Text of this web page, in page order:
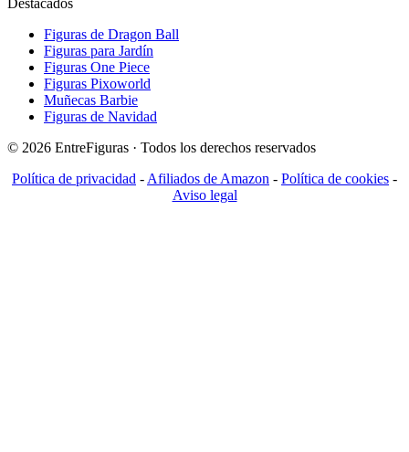
Figuras de Dragon Ball
Figuras para Jardín
Figuras One Piece
Figuras Pixoworld
Muñecas Barbie
Figuras de Navidad
© 2026 EntreFiguras · Todos los derechos reservados
Política de privacidad - Afiliados de Amazon - Política de cookies -
Aviso legal